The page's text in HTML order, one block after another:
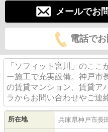
メールでお
電話で
「ソフィット宮川」のこ
ー施工で充実設備。神戸市
の賃貸マンション、賃貸ア
ラからお問い合わせやご連
所在地 兵庫県神戸市長